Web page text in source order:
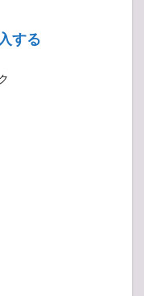
する